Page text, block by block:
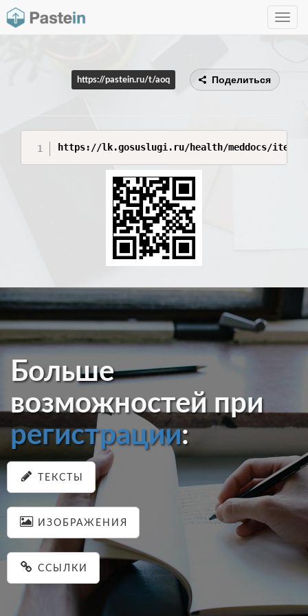
Toggle
https://pastein.ru/t/aoq Поделиться
https://lk.gosuslugi.ru/health/meddocs/items/
Больше
возможностей при
регистрации:
ТЕКСТЫ
ИЗОБРАЖЕНИЯ
ССЫЛКИ